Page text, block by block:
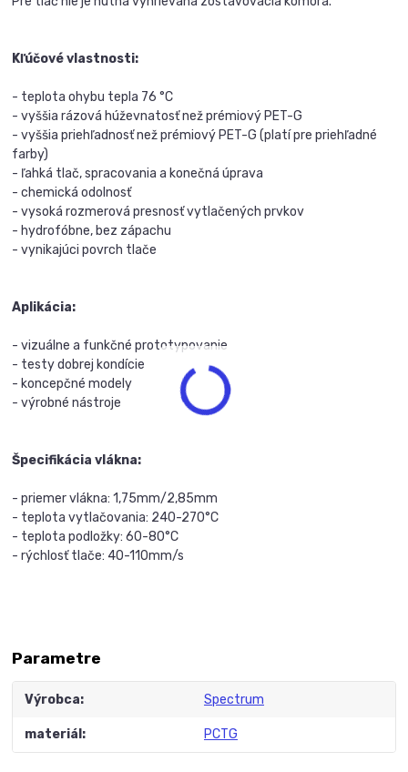
Kľúčové vlastnosti:
- teplota ohybu tepla 76 °C
- vyššia rázová húževnatosť než prémiový PET-G
- vyššia priehľadnosť než prémiový PET-G (platí pre priehľadné
farby)
- ľahká tlač, spracovania a konečná úprava
- chemická odolnosť
- vysoká rozmerová presnosť vytlačených prvkov
- hydrofóbne, bez zápachu
- vynikajúci povrch tlače
Aplikácia:
- vizuálne a funkčné prototypovanie
- testy dobrej kondície
- koncepčné modely
- výrobné nástroje
Špecifikácia vlákna:
- priemer vlákna: 1,75mm/2,85mm
- teplota vytlačovania: 240-270°C
- teplota podložky: 60-80°C
- rýchlosť tlače: 40-110mm/s
Parametre
Výrobca Spectrum
materiál PCTG